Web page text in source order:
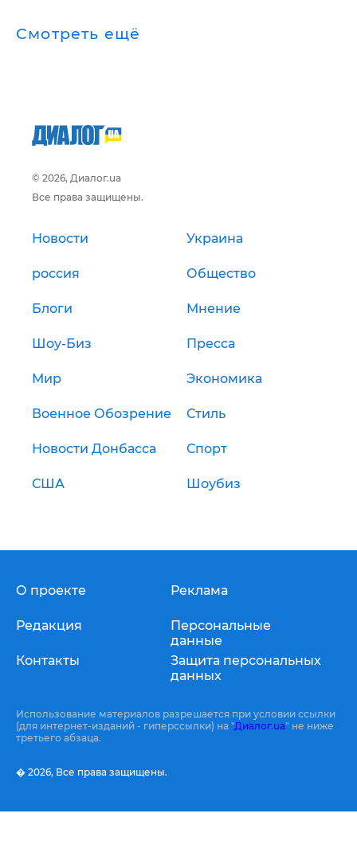
Смотреть ещё
© 2026, Диалог.ua
Все права защищены.
Новости Украина
россия Общество
Блоги Мнение
Шоу-Биз Пресса
Мир Экономика
Военное Обозрение Стиль
Новости Донбасса Спорт
США Шоубиз
О проекте
Редакция
Контакты
Реклама
Персональные
данные
Защита персональных
данных
Использование материалов разрешается при условии ссылки
(для интернет-изданий - гиперссылки) на "Диалог.ua" не ниже
третьего абзаца.
� 2026, Все права защищены.